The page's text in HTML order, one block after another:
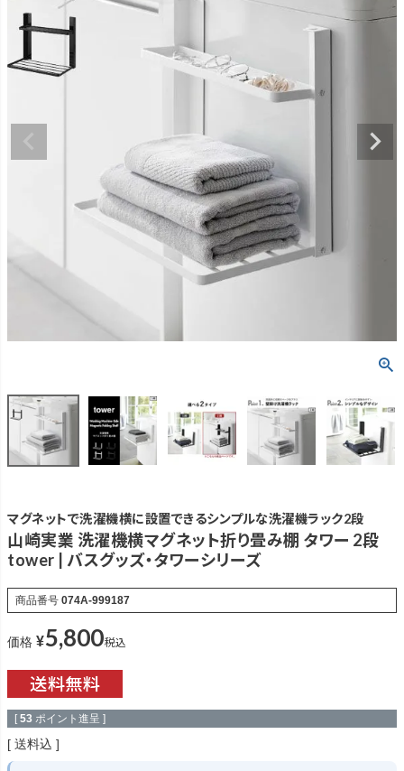
マグネットで洗濯機横に設置できるシンプルな洗濯機ラック2段
山崎実業 洗濯機横マグネット折り畳み棚 タワー 2段
tower | バスグッズ・タワーシリーズ
商品番号 074A-999187
価格 ¥5,800税込
[ 53 ポイント進呈 ]
送料込